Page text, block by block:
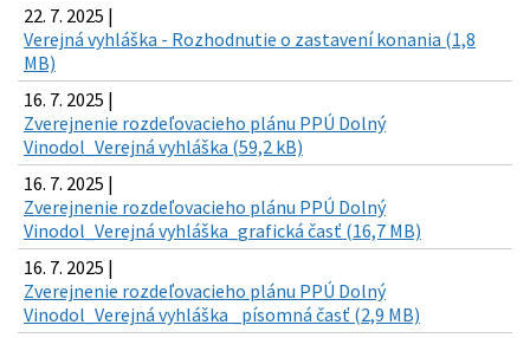
22. 7. 2025 |
Verejná vyhláška - Rozhodnutie o zastavení konania (1,8
MB)
16. 7. 2025 |
Zverejnenie rozdeľovacieho plánu PPÚ Dolný
Vinodol_Verejná vyhláška (59,2 kB)
16. 7. 2025 |
Zverejnenie rozdeľovacieho plánu PPÚ Dolný
Vinodol_Verejná vyhláška_grafická časť (16,7 MB)
16. 7. 2025 |
Zverejnenie rozdeľovacieho plánu PPÚ Dolný
Vinodol_Verejná vyhláška _písomná časť (2,9 MB)